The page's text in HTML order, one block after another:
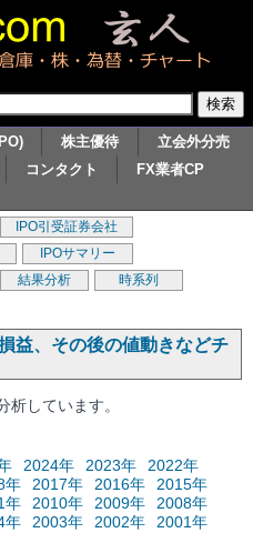
株主優待
立会外分売
コンタクト
FX業者CP
IPO引受証券会社
IPOサマリー
結果分析
時系列
益、その後の値動きなどチ
しています。
2024年 2023年
2022年
年 2017年 2016年
2015年
年 2010年 2009年
2008年
年 2003年 2002年
2001年